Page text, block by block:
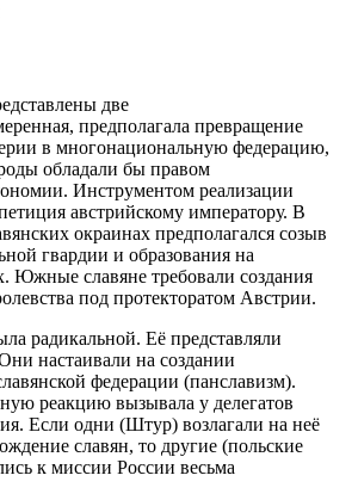
две
предполагала превращение
в многонациональную федерацию,
обладали бы правом
Инструментом реализации
австрийскому императору. В
окраинах предполагался созыв
гвардии и образования на
Южные славяне требовали создания
под протекторатом Австрии.
радикальной. Её представляли
настаивали на создании
федерации (панславизм).
реакцию вызывала у делегатов
Если одни (Штур) возлагали на неё
славян, то другие (польские
к миссии России весьма